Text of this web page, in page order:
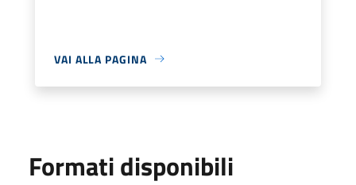
VAI ALLA PAGINA
Formati disponibili